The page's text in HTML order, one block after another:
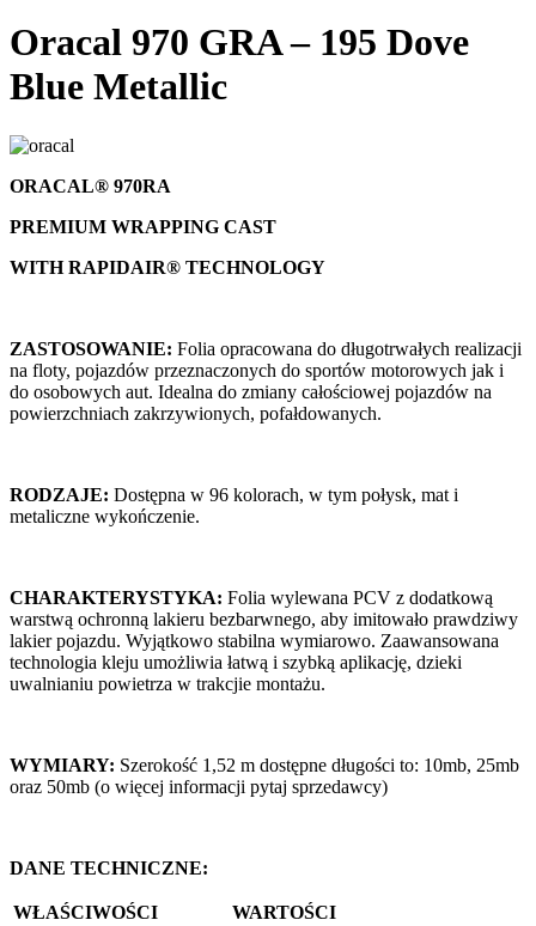
Oracal 970 GRA – 195 Dove
Blue Metallic
ORACAL® 970RA
PREMIUM WRAPPING CAST
WITH RAPIDAIR® TECHNOLOGY
ZASTOSOWANIE: Folia opracowana do długotrwałych realizacji
na floty, pojazdów przeznaczonych do sportów motorowych jak i
do osobowych aut. Idealna do zmiany całościowej pojazdów na
powierzchniach zakrzywionych, pofałdowanych.
RODZAJE: Dostępna w 96 kolorach, w tym połysk, mat i
metaliczne wykończenie.
CHARAKTERYSTYKA: Folia wylewana PCV z dodatkową
warstwą ochronną lakieru bezbarwnego, aby imitowało prawdziwy
lakier pojazdu. Wyjątkowo stabilna wymiarowo. Zaawansowana
technologia kleju umożliwia łatwą i szybką aplikację, dzieki
uwalnianiu powietrza w trakcjie montażu.
WYMIARY: Szerokość 1,52 m dostępne długości to: 10mb, 25mb
oraz 50mb (o więcej informacji pytaj sprzedawcy)
DANE TECHNICZNE:
WŁAŚCIWOŚCI
WARTOŚCI